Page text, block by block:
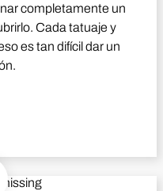
completamente un
Cada tatuaje y
es tan difícil dar un
vídeo